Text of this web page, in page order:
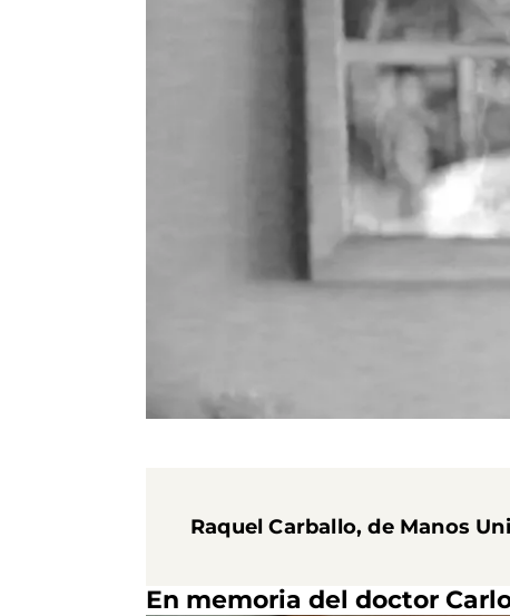
Raquel Carballo, de Manos
En memoria del doctor